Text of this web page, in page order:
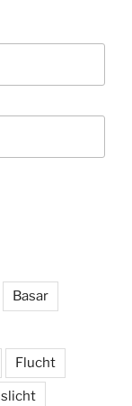
Basar
Flucht